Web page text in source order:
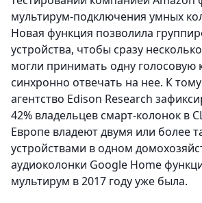
мультирум-подключения умных
Новая функция позволила
устройства, чтобы сразу
могли принимать одну голосовую
синхронно отвечать на нее. К
агентство Edison Research
42% владельцев смарт-колонок в
Европе владеют двумя или более
устройствами в одном
аудиоколонки Google Home
мультирум в 2017 году уже была.